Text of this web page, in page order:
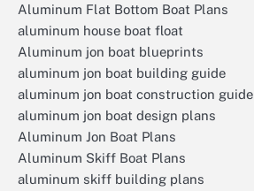
Aluminum Flat Bottom Boat Plans
aluminum house boat float
Aluminum jon boat blueprints
aluminum jon boat building guide
aluminum jon boat construction guide
aluminum jon boat design plans
Aluminum Jon Boat Plans
Aluminum Skiff Boat Plans
aluminum skiff building plans